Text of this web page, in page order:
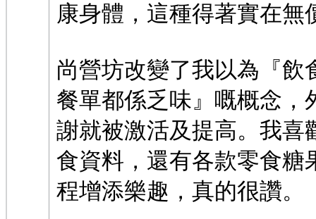
康身體，這種得著實在無
尚營坊改變了我以為『飲
餐單都係乏味』嘅概念，
謝就被激活及提高。我喜
食資料，還有各款零食糖
程增添樂趣，真的很讚。